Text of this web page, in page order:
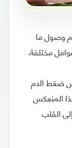
وصول ما
مختلفة.
ضغط الدم
المنعكس
القلب